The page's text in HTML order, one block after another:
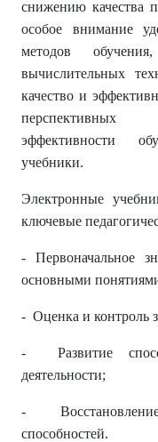
снижению качества
особое внимание
методов
вычислительных
качество и
эффективности
учебники.
Электронные
ключевые
- Первоначальное
основными
- Оценка и контроль
- Развитие
деятельности;
-
способностей.